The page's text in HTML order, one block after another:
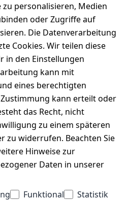
zu personalisieren, Medien
oder Zugriffe auf
Die Datenverarbeitung
Cookies. Wir teilen diese
in den Einstellungen
kann mit
eines berechtigten
kann erteilt oder
das Recht, nicht
zu einem späteren
zu widerrufen. Beachten Sie
Hinweise zur
Daten in unserer
Funktional Statistik